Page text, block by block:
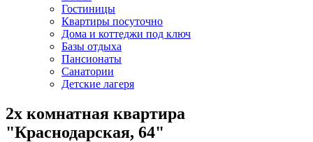
Гостиницы
Квартиры посуточно
Дома и коттеджи под ключ
Базы отдыха
Пансионаты
Санатории
Детские лагеря
2х комнатная квартира
"Краснодарская, 64"